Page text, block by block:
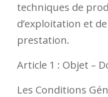
techniques de
d’exploitation et
prestation.
Article 1 : Objet –
Les Conditions